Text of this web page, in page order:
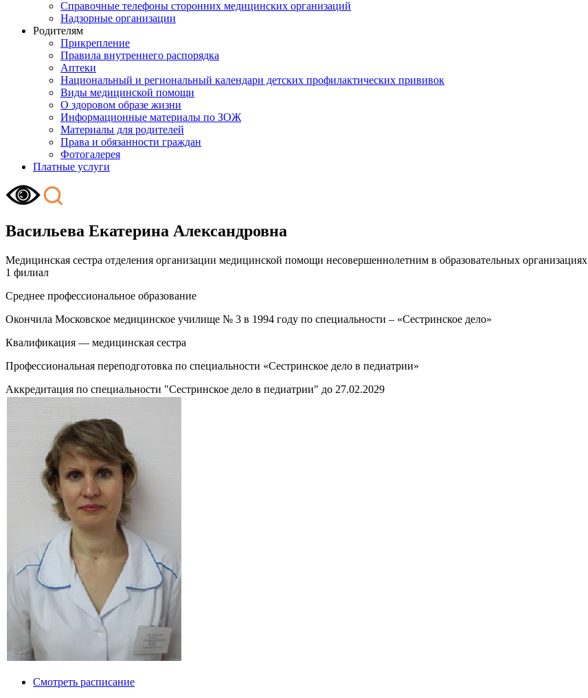
Справочные телефоны сторонних медицинских организаций
Надзорные организации
Родителям
Прикрепление
Правила внутреннего распорядка
Аптеки
Национальный и региональный календари детских профилактических прививок
Виды медицинской помощи
О здоровом образе жизни
Информационные материалы по ЗОЖ
Материалы для родителей
Права и обязанности граждан
Фотогалерея
Платные услуги
Васильева Екатерина Александровна
Медицинская сестра отделения организации медицинской помощи несовершеннолетним в образовательных организациях
1 филиал
Среднее профессиональное образование
Окончила Московское медицинское училище № 3 в 1994 году по специальности – «Сестринское дело»
Квалификация — медицинская сестра
Профессиональная переподготовка по специальности «Сестринское дело в педиатрии»
Аккредитация по специальности "Сестринское дело в педиатрии" до 27.02.2029
Смотреть расписание